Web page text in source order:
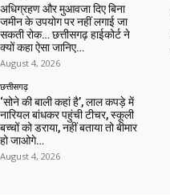
अधिग्रहण और मुआवजा दिए बिना
जमीन के उपयोग पर नहीं लगाई जा
सकती रोक… छत्तीसगढ़ हाईकोर्ट ने
क्यों कहा ऐसा जानिए…
August 4, 2026
छत्तीसगढ़
‘सोने की बाली कहां है’, लाल कपड़े में
नारियल बांधकर पहुंची टीचर, स्कूली
बच्चों को डराया, नहीं बताया तो बीमार
हो जाओगे…
August 4, 2026